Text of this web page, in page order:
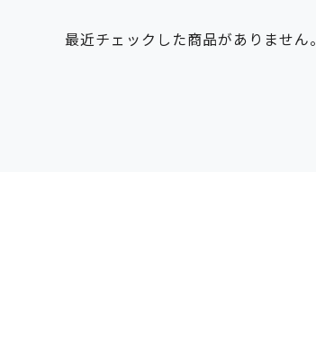
最近チェックした商品がありません。